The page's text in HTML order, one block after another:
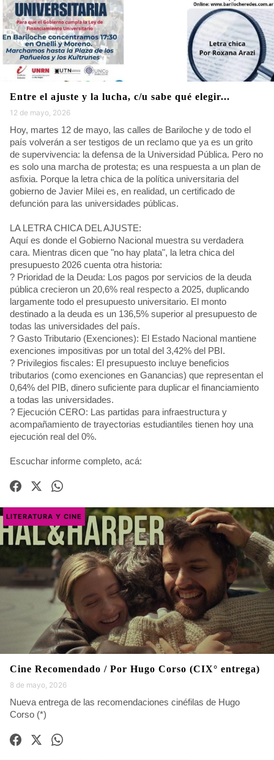
Entre el ajuste y la lucha, c/u sabe qué elegir...
12 de mayo, 2026
Hoy, martes 12 de mayo, las calles de Bariloche y de todo el
país volverán a ser testigos de un reclamo que ya es un grito
de supervivencia: la defensa de la Universidad Pública. Pero no
es solo una marcha de protesta; es una respuesta a un plan de
asfixia. Porque la letra chica de la política universitaria del
gobierno de Javier Milei es, en realidad, un certificado de
defunción para las universidades públicas.
LA LETRA CHICA DEL AJUSTE:
Aquí es donde el Gobierno Nacional muestra su verdadera
cara. Mientras dicen que "no hay plata", la letra chica del
presupuesto 2026 cuenta otra historia:
? Prioridad de la Deuda: Los pagos por servicios de la deuda
pública crecieron un 20,6% real respecto a 2025, duplicando
largamente todo el presupuesto universitario. El monto
destinado a la deuda es un 136,5% superior al presupuesto de
todas las universidades del país.
? Gasto Tributario (Exenciones): El Estado Nacional mantiene
exenciones impositivas por un total del 3,42% del PBI.
? Privilegios fiscales: El presupuesto incluye beneficios
tributarios (como exenciones en Ganancias) que representan el
0,64% del PIB, dinero suficiente para duplicar el financiamiento
a todas las universidades.
? Ejecución CERO: Las partidas para infraestructura y
acompañamiento de trayectorias estudiantiles tienen hoy una
ejecución real del 0%.
Escuchar informe completo, acá:
LITERATURA Y CINE
Cine Recomendado / Por Hugo Corso (CIX° entrega)
8 de mayo, 2026
Nueva entrega de las recomendaciones cinéfilas de Hugo
Corso (*)